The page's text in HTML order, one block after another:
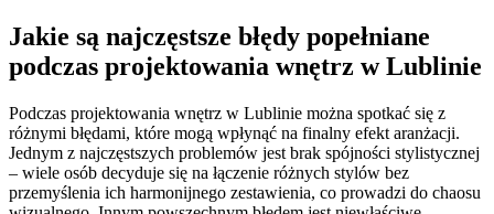
Jakie są najczęstsze błędy popełniane
podczas projektowania wnętrz w Lublinie
Podczas projektowania wnętrz w Lublinie można spotkać się z
różnymi błędami, które mogą wpłynąć na finalny efekt aranżacji.
Jednym z najczęstszych problemów jest brak spójności stylistycznej
– wiele osób decyduje się na łączenie różnych stylów bez
przemyślenia ich harmonijnego zestawienia, co prowadzi do chaosu